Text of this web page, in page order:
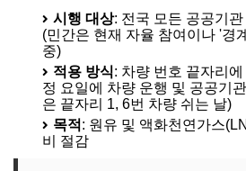
시행 대상: 전국 모든 공공기
(민간은 현재 자율 참여이나 '경
중)
적용 방식: 차량 번호 끝자리
정 요일에 차량 운행 및 공공기
은 끝자리 1, 6번 차량 쉬는 날)
목적 : 원유 및 액화천연가스
비 절감